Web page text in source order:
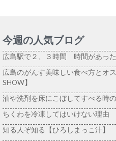
今週の人気ブログ
広島駅で２、３時間 時間があっ
広島のがんす美味しい食べ方とオ
SHOW】
油や洗剤を床にこぼしてすべる時
ちくわを冷凍してはいけない理由
知る人ぞ知る【ひろしまっこ汁】